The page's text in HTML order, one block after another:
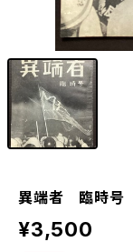
異端者 臨時号
¥3,500